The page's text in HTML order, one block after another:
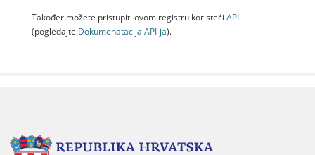
Također možete pristupiti ovom registru koristeći API
(pogledajte Dokumenаtаcijа API-jа).